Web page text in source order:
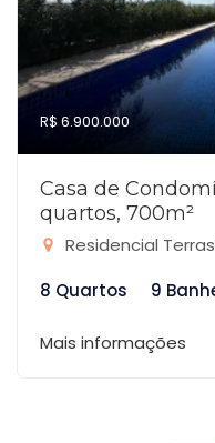
R$ 6.900.000
Casa de
quartos, 700m²
Residencial
8 Quartos
9
Mais informações